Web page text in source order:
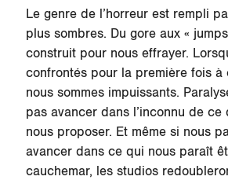
Le genre de l’horreur est rempli
plus sombres. Du gore aux «
construit pour nous effrayer.
confrontés pour la première fois à
nous sommes impuissants.
pas avancer dans l’inconnu de
nous proposer. Et même si nous
avancer dans ce qui nous paraît
cauchemar, les studios